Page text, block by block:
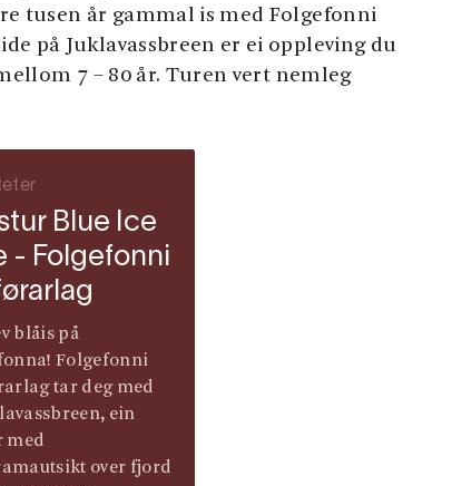
tusen år gammal is med Folgefonni
på Juklavassbreen er ei oppleving du
7 – 80 år. Turen vert nemleg
Blue Ice
- Folgefonni
blåis på
Folgefonni
tar deg med
ein
med
over fjord